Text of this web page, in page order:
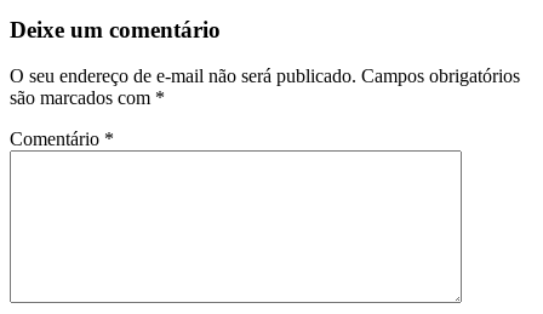
Deixe um comentário
O seu endereço de e-mail não será publicado. Campos obrigatórios
são marcados com *
Comentário *